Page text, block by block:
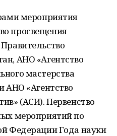
мероприятия
просвещения
АНО «Агентство
мастерства
АНО «Агентство
(АСИ). Первенство
мероприятий по
Федерации Года науки